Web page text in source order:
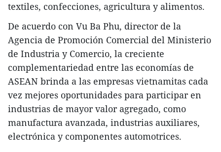
textiles, confecciones, agricultura y alimentos.
De acuerdo con Vu Ba Phu, director de la
Agencia de Promoción Comercial del Ministerio
de Industria y Comercio, la creciente
complementariedad entre las economías de
ASEAN brinda a las empresas vietnamitas cada
vez mejores oportunidades para participar en
industrias de mayor valor agregado, como
manufactura avanzada, industrias auxiliares,
electrónica y componentes automotrices.